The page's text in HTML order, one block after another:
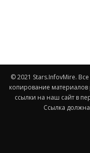
© 2021 Stars.InfovMire.
копирование
ссылки на наш сайт в
Ссылка